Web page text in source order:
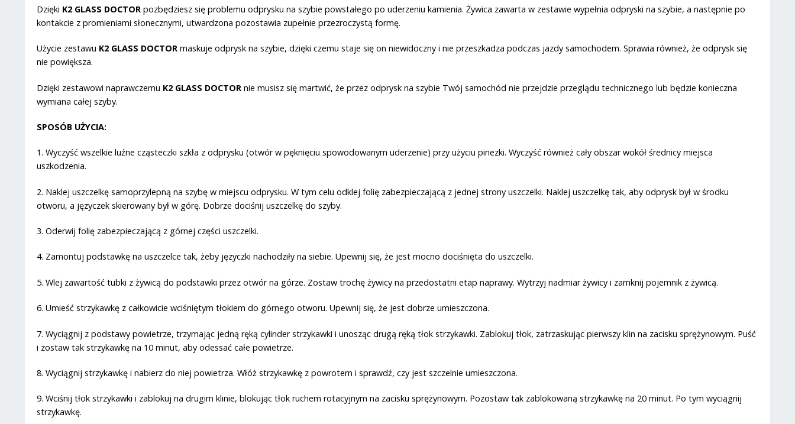
Dzięki K2 GLASS DOCTORpozbędziesz się problemu odprysku na szybie powstałego po uderzeniu kamienia. Żywica zawarta w zestawie wypełnia odpryski na szybie, a następnie po
kontakcie z promieniami słonecznymi, utwardzona pozostawia zupełnie przezroczystą formę.
Użycie zestawu K2 GLASS DOCTORmaskuje odprysk na szybie, dzięki czemu staje się on niewidoczny i nie przeszkadza podczas jazdy samochodem. Sprawia również, że odprysk się
nie powiększa.
Dzięki zestawowi naprawczemu K2 GLASS DOCTORnie musisz się martwić, że przez odprysk na szybie Twój samochód nie przejdzie przeglądu technicznego lub będzie konieczna
wymiana całej szyby.
SPOSÓB UŻYCIA:
1. Wyczyść wszelkie luźne cząsteczki szkła z odprysku (otwór w pęknięciu spowodowanym uderzenie) przy użyciu pinezki. Wyczyść również cały obszar wokół średnicy miejsca
uszkodzenia.
2. Naklej uszczelkę samoprzylepną na szybę w miejscu odprysku. W tym celu odklej folię zabezpieczającą z jednej strony uszczelki. Naklej uszczelkę tak, aby odprysk był w środku
otworu, a języczek skierowany był w górę. Dobrze dociśnij uszczelkę do szyby.
3. Oderwij folię zabezpieczającą z górnej części uszczelki.
4. Zamontuj podstawkę na uszczelce tak, żeby języczki nachodziły na siebie. Upewnij się, że jest mocno dociśnięta do uszczelki.
5. Wlej zawartość tubki z żywicą do podstawki przez otwór na górze. Zostaw trochę żywicy na przedostatni etap naprawy. Wytrzyj nadmiar żywicy i zamknij pojemnik z żywicą.
6. Umieść strzykawkę z całkowicie wciśniętym tłokiem do górnego otworu. Upewnij się, że jest dobrze umieszczona.
7. Wyciągnij z podstawy powietrze, trzymając jedną ręką cylinder strzykawki i unosząc drugą ręką tłok strzykawki. Zablokuj tłok, zatrzaskując pierwszy klin na zacisku sprężynowym. Puść
i zostaw tak strzykawkę na 10 minut, aby odessać całe powietrze.
8. Wyciągnij strzykawkę i nabierz do niej powietrza. Włóż strzykawkę z powrotem i sprawdź, czy jest szczelnie umieszczona.
9. Wciśnij tłok strzykawki i zablokuj na drugim klinie, blokując tłok ruchem rotacyjnym na zacisku sprężynowym. Pozostaw tak zablokowaną strzykawkę na 20 minut. Po tym wyciągnij
strzykawkę.